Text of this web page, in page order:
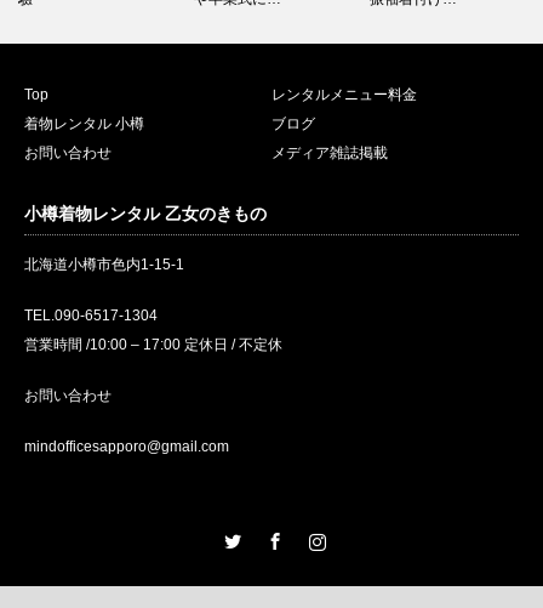
Top
レンタルメニュー料金
着物レンタル 小樽
ブログ
お問い合わせ
メディア雑誌掲載
小樽着物レンタル 乙女のきもの
北海道小樽市色内1-15-1
TEL.090-6517-1304
営業時間 /10:00 – 17:00 定休日 / 不定休
お問い合わせ
mindofficesapporo@gmail.com
Instagram